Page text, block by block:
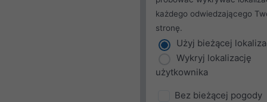
każdego odwiedzającego
stronę.
Użyj bieżącej
Wykryj lokalizację
użytkownika
Bez bieżącej pogody